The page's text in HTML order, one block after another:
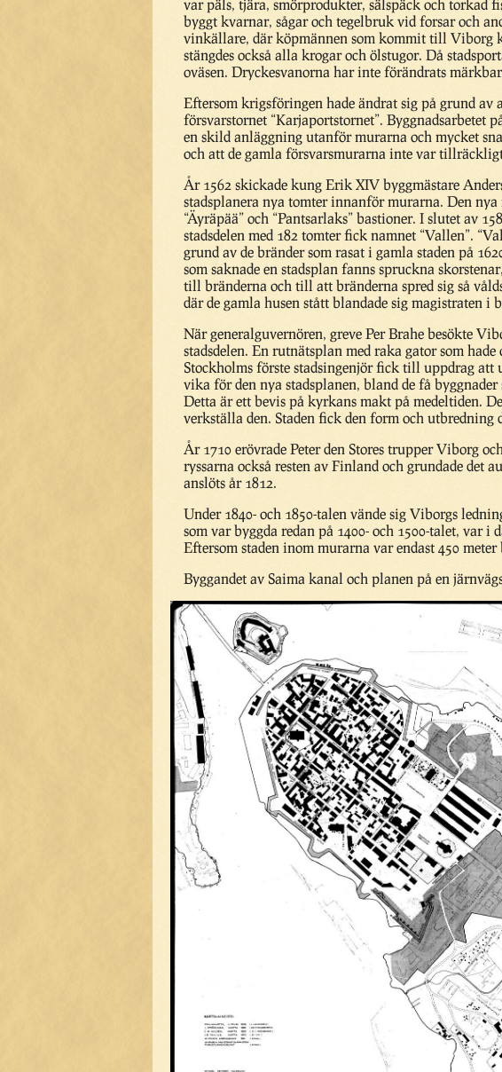
var päls, tjära, smörprodukter, sälspäck och torkad
byggt kvarnar, sågar och tegelbruk vid forsar och
vinkällare, där köpmännen som kommit till Viborg
stängdes också alla krogar och ölstugor. Då
oväsen. Dryckesvanorna har inte förändrats
Eftersom krigsföringen hade ändrat sig på grund
försvarstornet “Karjaportstornet”. Byggnadsarbetet
en skild anläggning utanför murarna och mycket
och att de gamla försvarsmurarna inte var
År 1562 skickade kung Erik XIV byggmästare
stadsplanera nya tomter innanför murarna. Den
“Äyräpää” och “Pantsarlaks” bastioner. I slutet av
stadsdelen med 182 tomter fick namnet “Vallen”.
grund av de bränder som rasat i gamla staden på
som saknade en stadsplan fanns spruckna
till bränderna och till att bränderna spred sig så
där de gamla husen stått blandade sig magistraten i
När generalguvernören, greve Per Brahe besökte
stadsdelen. En rutnätsplan med raka gator som
Stockholms förste stadsingenjör fick till uppdrag att
vika för den nya stadsplanen, bland de få
Detta är ett bevis på kyrkans makt på medeltiden.
verkställa den. Staden fick den form och utbredning
År 1710 erövrade Peter den Stores trupper Viborg
ryssarna också resten av Finland och grundade det
anslöts år 1812.
Under 1840- och 1850-talen vände sig Viborgs
som var byggda redan på 1400- och 1500-talet, var
Eftersom staden inom murarna var endast 450
Byggandet av Saima kanal och planen på en